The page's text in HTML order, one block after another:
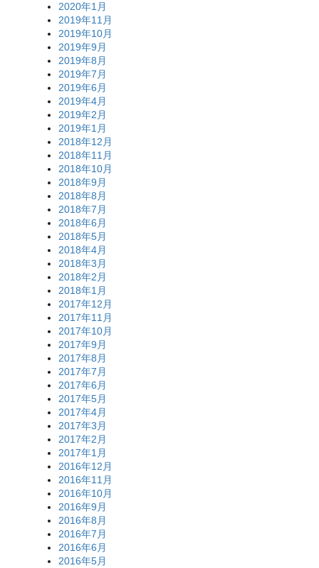
2020年1月
2019年11月
2019年10月
2019年9月
2019年8月
2019年7月
2019年6月
2019年4月
2019年2月
2019年1月
2018年12月
2018年11月
2018年10月
2018年9月
2018年8月
2018年7月
2018年6月
2018年5月
2018年4月
2018年3月
2018年2月
2018年1月
2017年12月
2017年11月
2017年10月
2017年9月
2017年8月
2017年7月
2017年6月
2017年5月
2017年4月
2017年3月
2017年2月
2017年1月
2016年12月
2016年11月
2016年10月
2016年9月
2016年8月
2016年7月
2016年6月
2016年5月